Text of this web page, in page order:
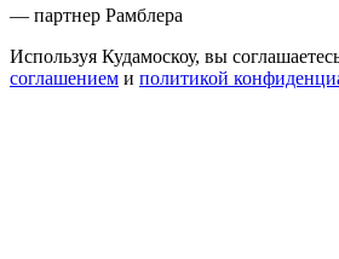
— партнер Рамблера
Используя Кудамоскоу, вы
соглашением и политикой